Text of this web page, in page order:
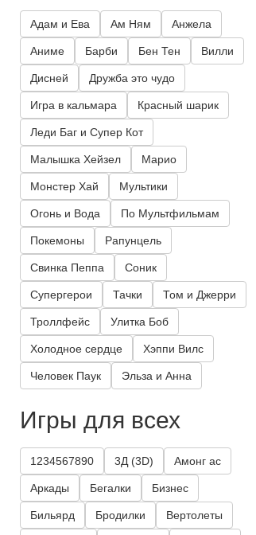
Адам и Ева Ам Ням Анжела
Аниме Барби Бен Тен Вилли
Дисней Дружба это чудо
Игра в кальмара Красный шарик
Леди Баг и Супер Кот
Малышка Хейзел Марио
Монстер Хай Мультики
Огонь и Вода По Мультфильмам
Покемоны Рапунцель
Свинка Пеппа Соник
Супергерои Тачки Том и Джерри
Троллфейс Улитка Боб
Холодное сердце Хэппи Вилс
Человек Паук Эльза и Анна
Игры для всех
1234567890 3Д (3D) Амонг ас
Аркады Бегалки Бизнес
Бильярд Бродилки Вертолеты